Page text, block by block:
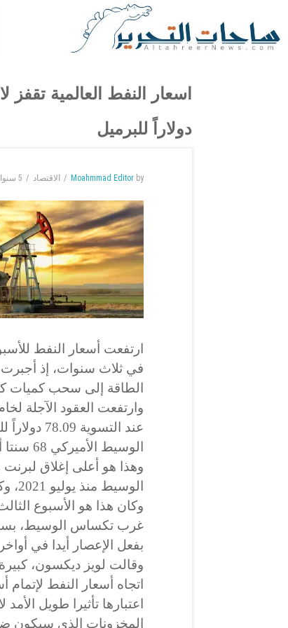
دولاراً للبرميل
by
Moahmmad Editor الاقتصاد 5 سنوات
ارتفعت أسعار النفط
في ثلاث سنوات، إذ
الطاقة إلى سحب كميات
عند
الوسيط الأميركي 68 سنتا أو 0.9 بالمئة، ليبلغ سعر التسوية 73.98 دولاراً.
الوسيط منذ يوليو 2021، وكلاهما مرتفع لليوم الثاني على التوالي.
وكان هذا هو الأسبوع
غرب تكساس الوسيط،
بفعل الإعصار أيدا في
وقالت لويز ديكسون،
اتجاه أسعار النفط
اعتبارها تأثيرا طويل
المخزونات الذي سيكون